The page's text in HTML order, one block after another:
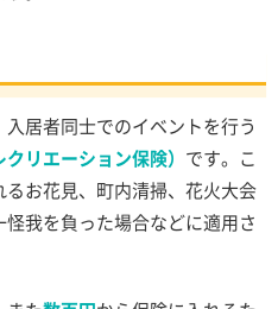
居者同士でのイベントを行う
リエーション保険） です。こ
お花見、町内清掃、花火大会
我を負った場合などに適用さ